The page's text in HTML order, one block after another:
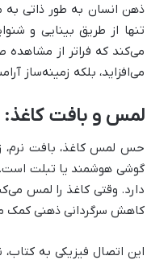
ذهن انسان به طور ذاتی
تنها از طریق بینایی و
می‌کند که فراتر از
می‌افزاید، بلکه زمینه‌ساز
لمس و بافت کاغذ:
حس لمس کاغذ، بافت نرم،
گوشی هوشمند یا تبلت است.
دارد. وقتی کاغذ را لمس
کاهش سرگردانی ذهنی کمک
این اتصال فیزیکی به